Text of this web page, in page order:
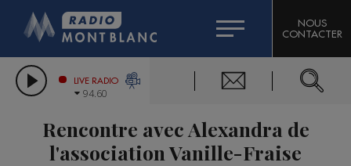
LES CHRONIQUES DE L'EXPERT
CITIZEN MACHINERY
GRAND MASSIF DOMAINES SKIABLES
BIGARD
COMPAGNIE DU MONT-BLANC
NOUS
CONTACTER
LIVE RADIO
94.60
Rencontre avec Alexandra de
l'association Vanille-Fraise